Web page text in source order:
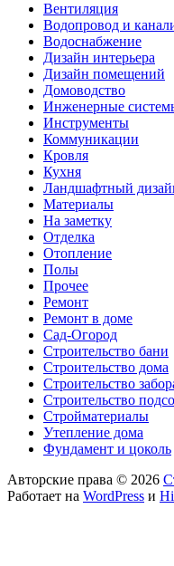
Вентиляция
Водопровод и
Водоснабжение
Дизайн интерьера
Дизайн помещений
Домоводство
Инженерные
Инструменты
Коммуникации
Кровля
Кухня
Ландшафтный
Материалы
На заметку
Отделка
Отопление
Полы
Прочее
Ремонт
Ремонт в доме
Сад-Огород
Строительство бани
Строительство дома
Строительство
Строительство
Стройматериалы
Утепление дома
Фундамент и цоколь
Авторские права © 2026
Работает на WordPress и